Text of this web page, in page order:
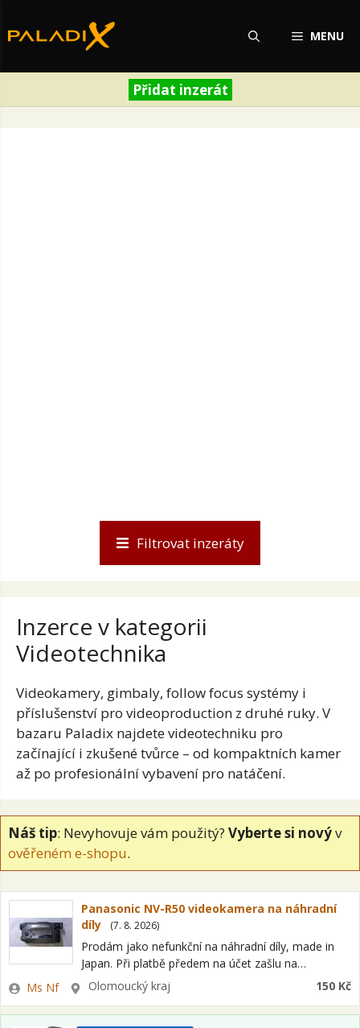
na
MENU
Přidat inzerát
Inzerce v kategorii
Videotechnika
Videokamery, gimbaly, follow focus systémy i
příslušenství pro videoproduction z druhé ruky. V
bazaru Paladix najdete videotechniku pro
začínající i zkušené tvůrce – od kompaktních kamer
až po profesionální vybavení pro natáčení.
Náš tip: Nevyhovuje vám použitý? Vyberte si novýv
ověřeném e-shopu.
Panasonic NV-R50 videokamera na náhradní
díly
(7. 8. 2026)
Prodám jako nefunkční na náhradní díly, made in
Japan. Při platbě předem na účet zašlu na
Zásilkovnu, poštovné 95 Kč. Dobírka na Zásilkovnu
po zaplacení poštovného 120 Kč…
Zadavatel
Ms Nf Lokalita
Olomoucký kraj 150 Kč
Filtrovat inzeráty